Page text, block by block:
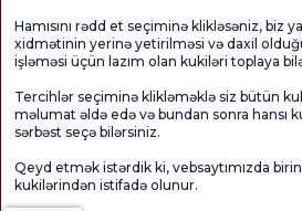
Səhifənin məzmunu yalnız məlumat məqsədi
mütləq həkiminizlə məsləhətləşin.
@2026 Group Florence Nightingale Xəstəxanaları
Redaktor: Uğurcan Durmuş - 0 549 455 55 46. -
Hamısını rədd et seçiminə klikləsəniz, biz
xidmətinin yerinə yetirilməsi və daxil
işləməsi üçün lazım olan kukiləri toplaya
Tercihlər seçiminə klikləməklə siz bütün
məlumat əldə edə və bundan sonra hansı
sərbəst seçə bilərsiniz.
Qeyd etmək istərdik ki, vebsaytımızda
kukilərindən istifadə olunur.